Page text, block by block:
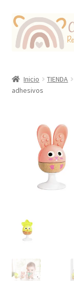
Ir
la
Ir
contenido
Coccolate
Inicio TIENDA
adhesivos